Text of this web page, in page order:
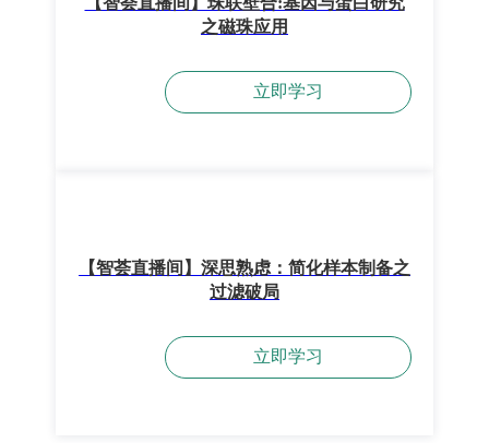
之磁珠应用
立即学习
【智荟直播间】深思熟虑：简化样本制备之
过滤破局
立即学习